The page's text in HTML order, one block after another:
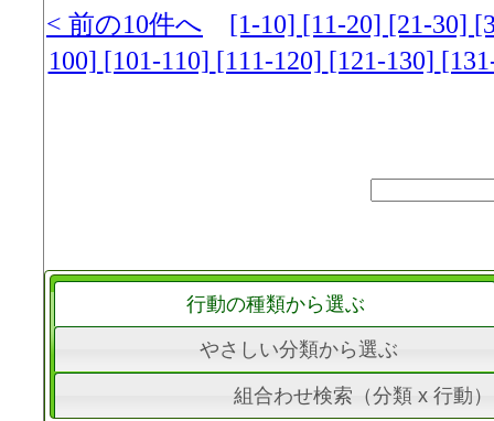
< 前の10件へ [1-10] [11-20] [21-30]
100] [101-110] [111-120] [121-130]
行動の種類から選ぶ
やさしい分類から選ぶ
組合わせ検索（分類 x 行動）